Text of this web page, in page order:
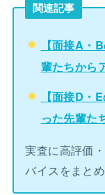
関連記事
【面接A・
輩たちから
【面接D・
った先輩た
実査に高評価
バイスをまと